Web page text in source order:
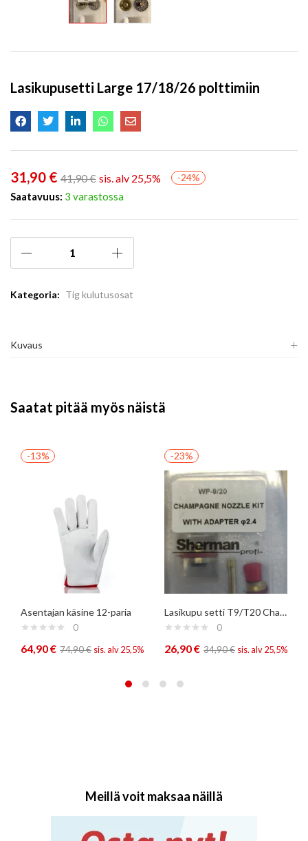
Lasikupusetti Large 17/18/26 polttimiin
31,90 € 41,90€ sis. alv 25,5% -24%
Saatavuus: 3 varastossa
Kategoria: Tig kulutusosat
Kuvaus
Saatat pitää myös näistä
-13%
Asentajan käsine 12-paria
0
64,90€ 74,90€ sis. alv 25,5%
-23%
Lasikupu setti T9/T20 Champagne
0
26,90€ 34,90€ sis. alv 25,5%
Meillä voit maksaa näillä